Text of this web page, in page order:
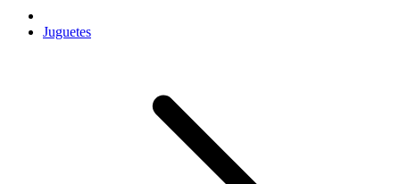
Juguetes